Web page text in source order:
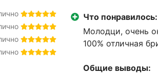
Что понравилось:
Молодци, очень
100% отличная
Общие выводы: